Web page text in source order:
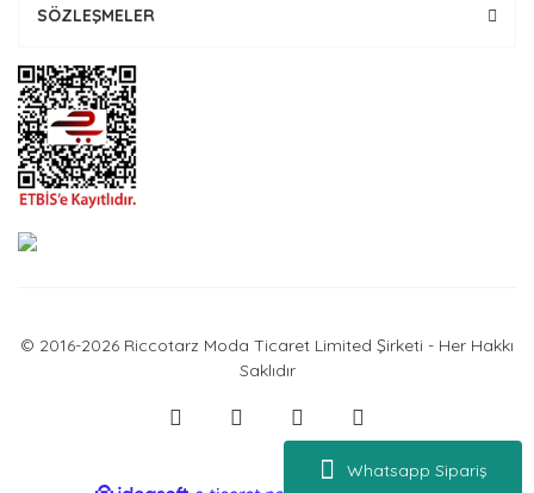
Whatsapp Sipariş
SÖZLEŞMELER
© 2016-2026 Riccotarz Moda Ticaret Limited Şirketi - Her Hakkı
Saklıdır